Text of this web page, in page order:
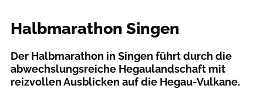
Halbmarathon Singen
Der Halbmarathon in Singen führt durch die
abwechslungsreiche Hegaulandschaft mit
reizvollen Ausblicken auf die Hegau-Vulkane.